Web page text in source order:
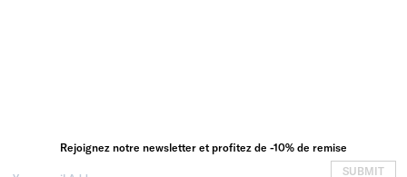
Rejoignez notre newsletter et profitez de -10% de remise
SUBMIT